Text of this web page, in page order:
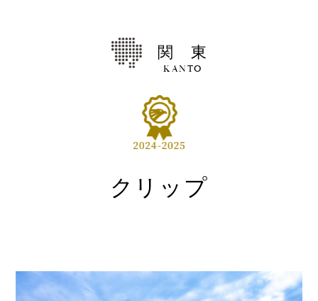
Compatibility
対応メーカー
Contact
関 東
KANTO
クリップ